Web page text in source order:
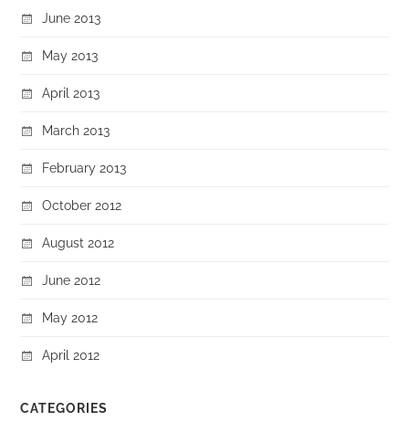
June 2013
May 2013
April 2013
March 2013
February 2013
October 2012
August 2012
June 2012
May 2012
April 2012
CATEGORIES